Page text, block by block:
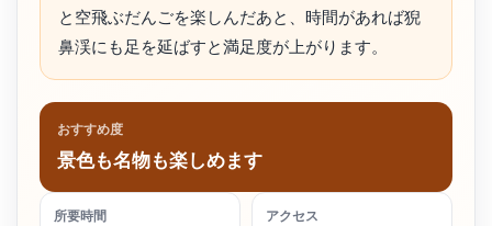
と空飛ぶだんごを楽しんだあと、時間があれば猊
鼻渓にも足を延ばすと満足度が上がります。
おすすめ度
景色も名物も楽しめます
所要時間 アクセス